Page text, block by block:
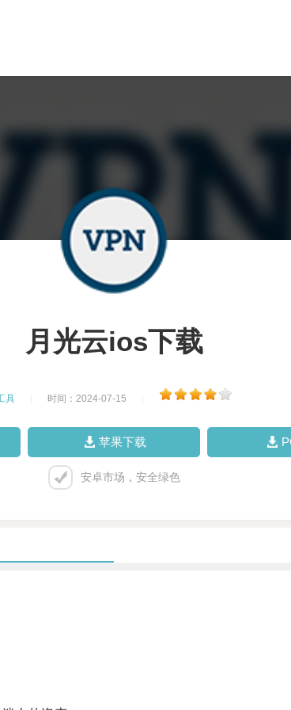
月光云ios下载
具 时间：2024-07-15
苹果下载
安卓市场，安全绿色